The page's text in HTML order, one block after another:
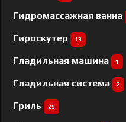
Гидромассажная ванна
Гироскутер 13
Гладильная машина 1
Гладильная система 2
Гриль 29